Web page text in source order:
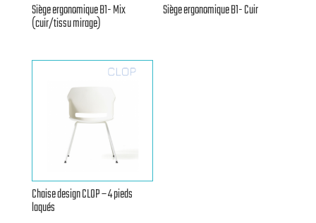
Siège ergonomique B1- Mix
(cuir/tissu mirage)
Siège ergonomique B1- Cuir
Chaise design CLOP – 4 pieds
laqués